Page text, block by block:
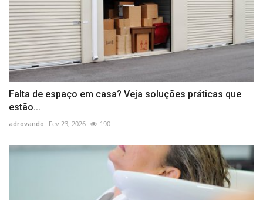
Falta de espaço em casa? Veja soluções práticas que
estão...
adrovando Fev 23, 2026 190